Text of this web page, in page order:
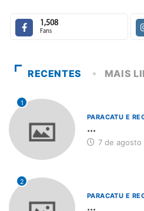
1,508
Fans
RECENTES MAIS
1
PARACATU E
...
7 de agosto
2
PARACATU E
...